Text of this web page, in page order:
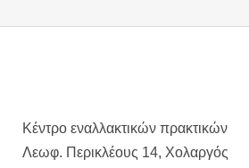
Κέντρο εναλλακτικών πρακτικών
Λεωφ. Περικλέους 14, Χολαργός